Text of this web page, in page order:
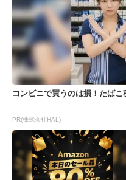
コンビニで買うのは損！たば
PR(株式会社HAL)